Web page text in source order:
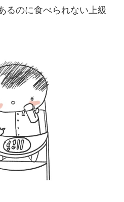
るのに食べられない上級